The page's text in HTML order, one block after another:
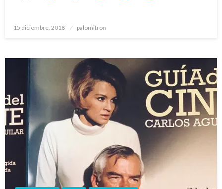
Publicado
15 diciembre, 2018 palomitron